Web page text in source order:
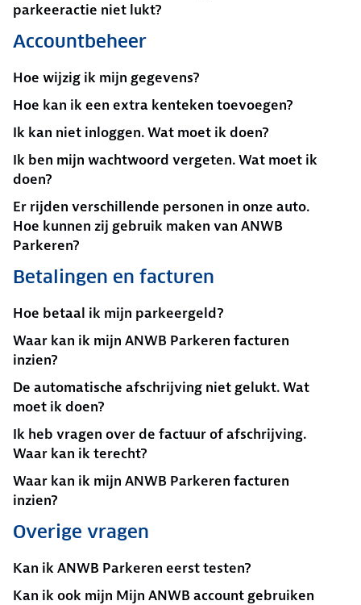
parkeeractie niet lukt?
Accountbeheer
Hoe wijzig ik mijn gegevens?
Hoe kan ik een extra kenteken toevoegen?
Ik kan niet inloggen. Wat moet ik doen?
Ik ben mijn wachtwoord vergeten. Wat moet ik
doen?
Er rijden verschillende personen in onze auto.
Hoe kunnen zij gebruik maken van ANWB
Parkeren?
Betalingen en facturen
Hoe betaal ik mijn parkeergeld?
Waar kan ik mijn ANWB Parkeren facturen
inzien?
De automatische afschrijving niet gelukt. Wat
moet ik doen?
Ik heb vragen over de factuur of afschrijving.
Waar kan ik terecht?
Waar kan ik mijn ANWB Parkeren facturen
inzien?
Overige vragen
Kan ik ANWB Parkeren eerst testen?
Kan ik ook mijn Mijn ANWB account gebruiken